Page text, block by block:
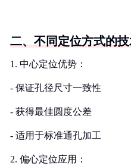
二、不同定位方式的
1. 中心定位优势：
- 保证孔径尺寸一致性
- 获得最佳圆度公差
- 适用于标准通孔加工
2. 偏心定位应用：